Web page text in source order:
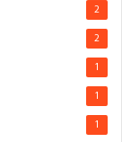
2
2
1
1
1